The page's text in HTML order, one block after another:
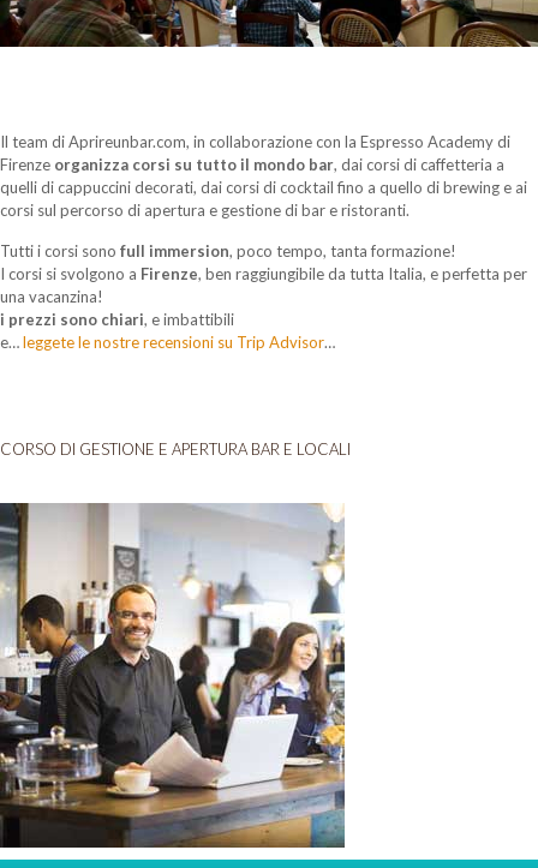
Il team di Aprireunbar.com, in collaborazione con la Espresso Academy di
Firenze organizza corsi su tutto il mondo bar, dai corsi di caffetteria a
quelli di cappuccini decorati, dai corsi di cocktail fino a quello di brewing e ai
corsi sul percorso di apertura e gestione di bar e ristoranti.
Tutti i corsi sono full immersion, poco tempo, tanta formazione!
I corsi si svolgono a Firenze, ben raggiungibile da tutta Italia, e perfetta per
una vacanzina!
i prezzi sono chiari, e imbattibili
e…leggete le nostre recensioni su Trip Advisor…
CORSO DI GESTIONE E APERTURA BAR E LOCALI